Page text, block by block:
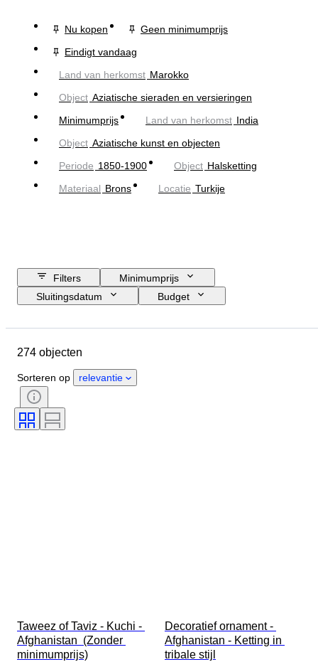
Nu kopen
Geen minimumprijs
Eindigt vandaag
Land van herkomst Marokko
Object Aziatische sieraden en versieringen
Minimumprijs
Land van herkomst India
Object Aziatische kunst en objecten
Periode 1850-1900 Object Halsketting
Materiaal Brons Locatie Turkije
Filters
Minimumprijs
Sluitingsdatum
Budget
Materiaal
Periode
Certificaat
Techniek
Oplage
274 objecten
Sorteren op relevantie
Taweez of Taviz - Kuchi -
Afghanistan  (Zonder
minimumprijs)
Decoratief ornament -
Afghanistan - Ketting in
tribale stijl